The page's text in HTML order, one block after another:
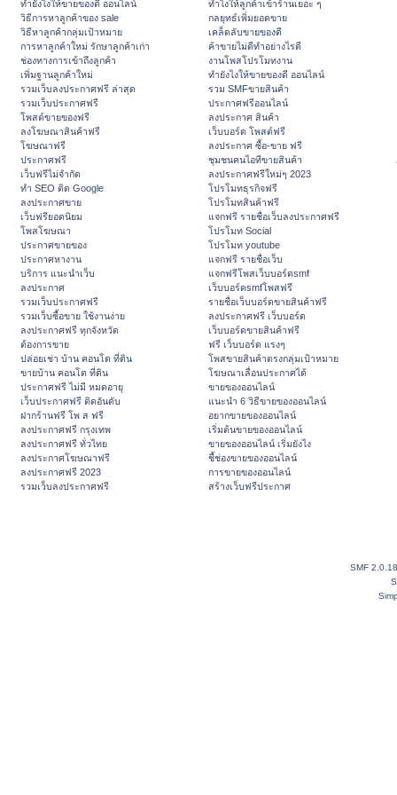
ทํายังไงให้ขายของดี ออนไลน์
วิธีการหาลูกค้าของ sale
วิธีหาลูกค้ากลุ่มเป้าหมาย
การหาลูกค้าใหม่ รักษาลูกค้าเก่า
ช่องทางการเข้าถึงลูกค้า
เพิ่มฐานลูกค้าใหม่
รวมเว็บลงประกาศฟรี ล่าสุด
รวมเว็บประกาศฟรี
โพสต์ขายของฟรี
ลงโฆษณาสินค้าฟรี
โฆษณาฟรี
ประกาศฟรี
เว็บฟรีไม่จำกัด
ทำ SEO ติด Google
ลงประกาศขาย
เว็บฟรียอดนิยม
โพสโฆษณา
ประกาศขายของ
ประกาศหางาน
บริการ แนะนำเว็บ
ลงประกาศ
รวมเว็บประกาศฟรี
รวมเว็บซื้อขาย ใช้งานง่าย
ลงประกาศฟรี ทุกจังหวัด
ต้องการขาย
ปล่อยเช่า บ้าน คอนโด ที่ดิน
ขายบ้าน คอนโด ที่ดิน
ประกาศฟรี ไม่มี หมดอายุ
เว็บประกาศฟรี ติดอันดับ
ฝากร้านฟรี โพ ส ฟรี
ลงประกาศฟรี กรุงเทพ
ลงประกาศฟรี ทั่วไทย
ลงประกาศโฆษณาฟรี
ลงประกาศฟรี 2023
รวมเว็บลงประกาศฟรี
ทําไงให้ลูกค้าเข้าร้านเยอะ ๆ
กลยุทธ์เพิ่มยอดขาย
เคล็ดลับขายของดี
ค้าขายไม่ดีทำอย่างไรดี
งานโพสโปรโมทงาน
ทํายังไงให้ขายของดี ออนไลน์
รวม SMFขายสินค้า
ประกาศฟรีออนไลน์
ลงประกาศ สินค้า
เว็บบอร์ด โพสต์ฟรี
ลงประกาศ ซื้อ-ขาย ฟรี
ชุมชนคนไอทีขายสินค้า
ลงประกาศฟรีใหม่ๆ 2023
โปรโมทธุรกิจฟรี
โปรโมทสินค้าฟรี
แจกฟรี รายชื่อเว็บลงประกาศฟรี
โปรโมท Social
โปรโมท youtube
แจกฟรี รายชื่อเว็บ
แจกฟรีโพสเว็บบอร์ดsmf
เว็บบอร์ดsmfโพสฟรี
รายชื่อเว็บบอร์ดขายสินค้าฟรี
ลงประกาศฟรี เว็บบอร์ด
เว็บบอร์ดขายสินค้าฟรี
ฟรี เว็บบอร์ด แรงๆ
โพสขายสินค้าตรงกลุ่มเป้าหมาย
โฆษณาเลื่อนประกาศได้
ขายของออนไลน์
แนะนำ 6 วิธีขายของออนไลน์
อยากขายของออนไลน์
เริ่มต้นขายของออนไลน์
ขายของออนไลน์ เริ่มยังไง
ชี้ช่องขายของออนไลน์
การขายของออนไลน์
สร้างเว็บฟรีประกาศ
SMF 2.0.18